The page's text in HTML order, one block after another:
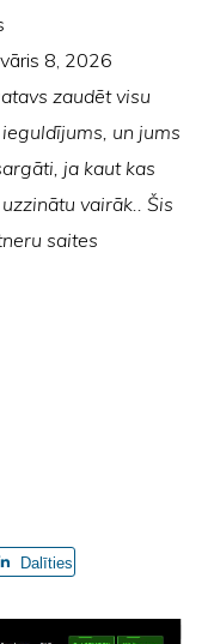
8, 2026
zaudēt visu
un jums
ja kaut kas
vairāk.. Šis
saites
Dalīties